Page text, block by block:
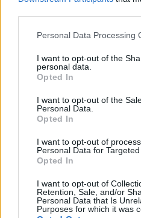
Please note that this website/
not limited to your visit or
grant or deny consent to
use your data for below
consent section.
Personal Data Processing
I want to opt-out of the
personal data.
Opted In
I want to opt-out of the
Personal Data.
Opted In
I want to opt-out of
Personal Data for Targeted
Opted In
I want to opt-out of
Retention, Sale, and/or
Personal Data that Is
Purposes for which it was
Αξιοσημείωτο είναι ότι το
περιορίστηκε στην
σημειώνοντας την
της μπάντας στην εκεί
βρέθηκε επίσης στο Νο. 1,